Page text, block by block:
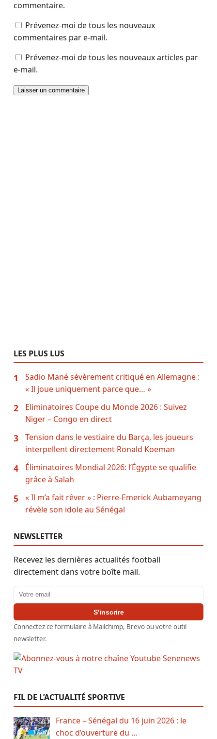
commentaire.
Prévenez-moi de tous les nouveaux
commentaires par e-mail.
Prévenez-moi de tous les nouveaux articles par
e-mail.
LES PLUS LUS
1
Sadio Mané sévèrement critiqué en Allemagne :
« Il joue uniquement parce que… »
2
Eliminatoires Coupe du Monde 2026 : Suivez
Niger – Congo en direct
3
Tension dans le vestiaire du Barça, les joueurs
interpellent directement Ronald Koeman
4
Éliminatoires Mondial 2026: l’Égypte se qualifie
grâce à Salah
5
« Il m’a fait rêver » : Pierre-Emerick Aubameyang
révèle son idole au Sénégal
NEWSLETTER
Recevez les dernières actualités football
directement dans votre boîte mail.
Adresse email
S'inscrire
Connectez ce formulaire à Mailchimp, Brevo ou votre outil
newsletter.
FIL DE L’ACTUALITÉ SPORTIVE
France – Sénégal du 16 juin 2026 : le
choc d’ouverture du …